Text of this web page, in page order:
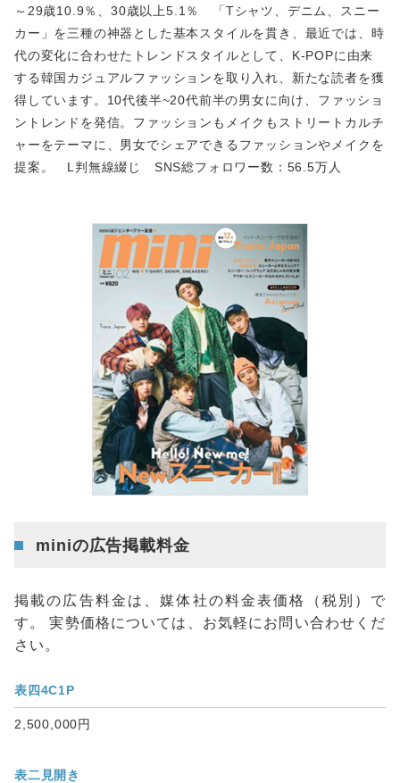
～29歳10.9％、30歳以上5.1％ 「Tシャツ、デニム、スニー
カー」を三種の神器とした基本スタイルを貫き、最近では、時
代の変化に合わせたトレンドスタイルとして、K-POPに由来
する韓国カジュアルファッションを取り入れ、新たな読者を獲
得しています。10代後半~20代前半の男女に向け、ファッショ
ントレンドを発信。ファッションもメイクもストリートカルチ
ャーをテーマに、男女でシェアできるファッションやメイクを
提案。 L判無線綴じ SNS総フォロワー数：56.5万人
miniの広告掲載料金
掲載の広告料金は、媒体社の料金表価格（税別）で
す。 実勢価格については、お気軽にお問い合わせくだ
さい。
表四4C1P
2,500,000円
表二見開き